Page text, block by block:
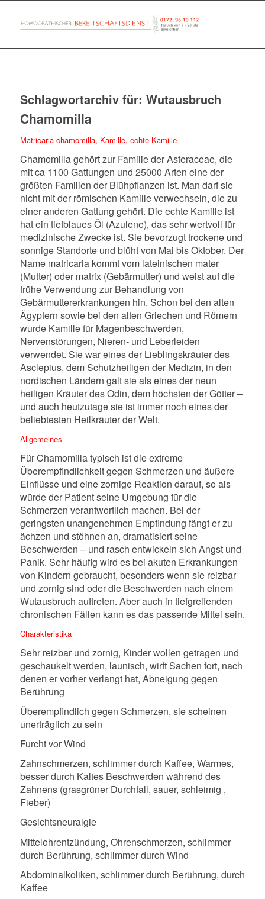
Schlagwortarchiv für: Wutausbruch
Chamomilla
Matricaria chamomilla, Kamille, echte Kamille
Chamomilla gehört zur Familie der Asteraceae, die
mit ca 1100 Gattungen und 25000 Arten eine der
größten Familien der Blühpflanzen ist. Man darf sie
nicht mit der römischen Kamille verwechseln, die zu
einer anderen Gattung gehört. Die echte Kamille ist
hat ein tiefblaues Öl (Azulene), das sehr wertvoll für
medizinische Zwecke ist. Sie bevorzugt trockene und
sonnige Standorte und blüht von Mai bis Oktober. Der
Name matricaria kommt vom lateinischen mater
(Mutter) oder matrix (Gebärmutter) und weist auf die
frühe Verwendung zur Behandlung von
Gebärmuttererkrankungen hin. Schon bei den alten
Ägyptern sowie bei den alten Griechen und Römern
wurde Kamille für Magenbeschwerden,
Nervenstörungen, Nieren- und Leberleiden
verwendet. Sie war eines der Lieblingskräuter des
Asclepius, dem Schutzheiligen der Medizin, in den
nordischen Ländern galt sie als eines der neun
heiligen Kräuter des Odin, dem höchsten der Götter –
und auch heutzutage sie ist immer noch eines der
beliebtesten Heilkräuter der Welt.
Allgemeines
Für Chamomilla typisch ist die extreme
Überempfindlichkeit gegen Schmerzen und äußere
Einflüsse und eine zornige Reaktion darauf, so als
würde der Patient seine Umgebung für die
Schmerzen verantwortlich machen. Bei der
geringsten unangenehmen Empfindung fängt er zu
ächzen und stöhnen an, dramatisiert seine
Beschwerden – und rasch entwickeln sich Angst und
Panik. Sehr häufig wird es bei akuten Erkrankungen
von Kindern gebraucht, besonders wenn sie reizbar
und zornig sind oder die Beschwerden nach einem
Wutausbruch auftreten. Aber auch in tiefgreifenden
chronischen Fällen kann es das passende Mittel sein.
Charakteristika
Sehr reizbar und zornig, Kinder wollen getragen und
geschaukelt werden, launisch, wirft Sachen fort, nach
denen er vorher verlangt hat, Abneigung gegen
Berührung
Überempfindlich gegen Schmerzen, sie scheinen
unerträglich zu sein
Furcht vor Wind
Zahnschmerzen, schlimmer durch Kaffee, Warmes,
besser durch Kaltes Beschwerden während des
Zahnens (grasgrüner Durchfall, sauer, schleimig ,
Fieber)
Gesichtsneuralgie
Mittelohrentzündung, Ohrenschmerzen, schlimmer
durch Berührung, schlimmer durch Wind
Abdominalkoliken, schlimmer durch Berührung, durch
Kaffee